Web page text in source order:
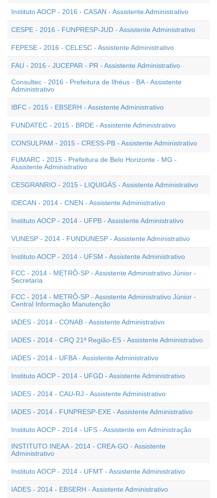
Instituto AOCP - 2016 - CASAN - Assistente Administrativo
CESPE - 2016 - FUNPRESP-JUD - Assistente Administrativo
FEPESE - 2016 - CELESC - Assistente Administrativo
FAU - 2016 - JUCEPAR - PR - Assistente Administrativo
Consultec - 2016 - Prefeitura de Ilhéus - BA - Assistente
Administrativo
IBFC - 2015 - EBSERH - Assistente Administrativo
FUNDATEC - 2015 - BRDE - Assistente Administrativo
CONSULPAM - 2015 - CRESS-PB - Assistente Administrativo
FUMARC - 2015 - Prefeitura de Belo Horizonte - MG -
Assistente Administrativo
CESGRANRIO - 2015 - LIQUIGÁS - Assistente Administrativo
IDECAN - 2014 - CNEN - Assistente Administrativo
Instituto AOCP - 2014 - UFPB - Assistente Administrativo
VUNESP - 2014 - FUNDUNESP - Assistente Administrativo
Instituto AOCP - 2014 - UFSM - Assistente Administrativo
FCC - 2014 - METRÔ-SP - Assistente Administrativo Júnior -
Secretaria
FCC - 2014 - METRÔ-SP - Assistente Administrativo Júnior -
Central Informação Manutenção
IADES - 2014 - CONAB - Assistente Administrativo
IADES - 2014 - CRQ 21ª Região-ES - Assistente Administrativo
IADES - 2014 - UFBA - Assistente Administrativo
Instituto AOCP - 2014 - UFGD - Assistente Administrativo
IADES - 2014 - CAU-RJ - Assistente Administrativo
IADES - 2014 - FUNPRESP-EXE - Assistente Administrativo
Instituto AOCP - 2014 - UFS - Assistente em Administração
INSTITUTO INEAA - 2014 - CREA-GO - Assistente
Administrativo
Instituto AOCP - 2014 - UFMT - Assistente Administrativo
IADES - 2014 - EBSERH - Assistente Administrativo